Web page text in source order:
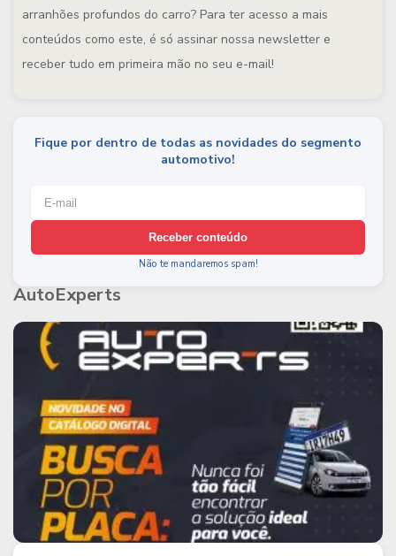
arranhões profundos do carro? Para ter acesso a mais
conteúdos como este, é só assinar nossa newsletter e
receber tudo em primeira mão no seu e-mail!
Fique por dentro de todas as novidades do segmento
automotivo!
Receber conteúdo
Não te mandaremos spam!
AutoExperts